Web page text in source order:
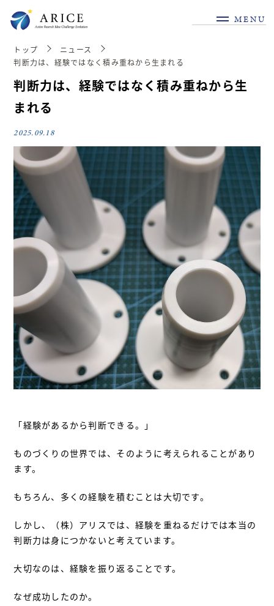
MENU
トップ
ニュース
判断力は、経験ではなく積み重ねから生まれる
判断力は、経験ではなく積み重ねから生
まれる
2025.09.18
「経験があるから判断できる。」
ものづくりの世界では、そのように考えられることがあり
ます。
もちろん、多くの経験を積むことは大切です。
しかし、（株）アリスでは、経験を重ねるだけでは本当の
判断力は身につかないと考えています。
大切なのは、経験を振り返ることです。
なぜ成功したのか。